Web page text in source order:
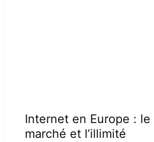
Internet en Europe :
marché et l’illimité